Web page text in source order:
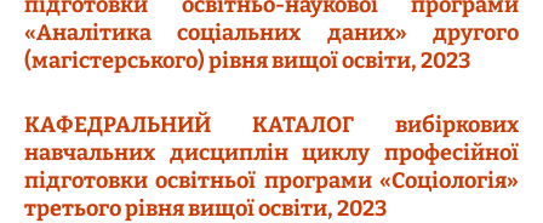
«Аналітика соціальних даних» другого
(магістерського) рівня вищої освіти, 2023
КАФЕДРАЛЬНИЙ КАТАЛОГ вибіркових
навчальних дисциплін циклу професійної
підготовки освітньої програми «Соціологія»
третього рівня вищої освіти, 2023